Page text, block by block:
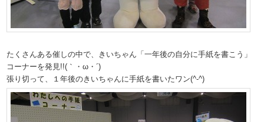
たくさんある催しの中で、きいちゃん「一年後の自分に手紙を書こう」
コーナーを発見!!(｀・ω・´)
張り切って、１年後のきいちゃんに手紙を書いたワン(^-^)